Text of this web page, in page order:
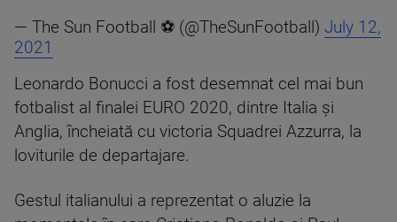
— The Sun Football ⚽ (@TheSunFootball) July 12,
2021
Leonardo Bonucci a fost desemnat cel mai bun
fotbalist al finalei EURO 2020, dintre Italia şi
Anglia, încheiată cu victoria Squadrei Azzurra, la
loviturile de departajare.
Gestul italianului a reprezentat o aluzie la